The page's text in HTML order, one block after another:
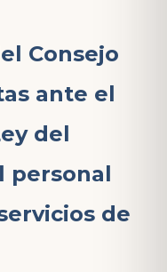
Consejo
ante el
del
personal
de